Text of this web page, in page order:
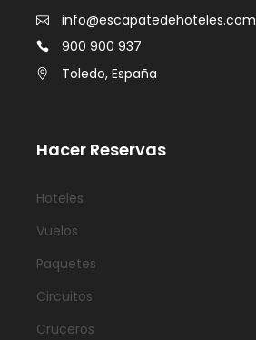
info@escapatedehoteles.com
900 900 937
Toledo, España
Hacer Reservas
Hoteles
Vuelos
Paquetes
Circuitos
Cruceros